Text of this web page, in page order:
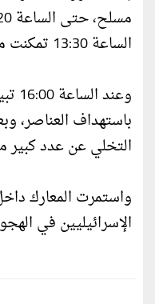
الساعة 13:30 تمكنت من إخراج المحتجزين على سطح مركز الشرطة.
باستهداف العناصر،
التخلي عن عدد كبير
الإسرائيليين في الهجوم على سديروت 53 بين مواطنين وأفراد